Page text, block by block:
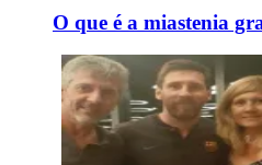
O que é a miastenia